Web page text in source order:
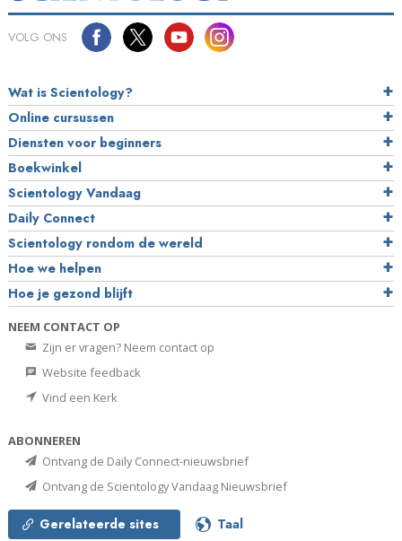
VOLG ONS
Wat is Scientology?
Online cursussen
Diensten voor beginners
Boekwinkel
Scientology Vandaag
Daily Connect
Scientology rondom de wereld
Hoe we helpen
Hoe je gezond blijft
NEEM CONTACT OP
Zijn er vragen? Neem contact op
Website feedback
Vind een Kerk
ABONNEREN
Ontvang de Daily Connect-nieuwsbrief
Ontvang de Scientology Vandaag Nieuwsbrief
Gerelateerde sites Taal